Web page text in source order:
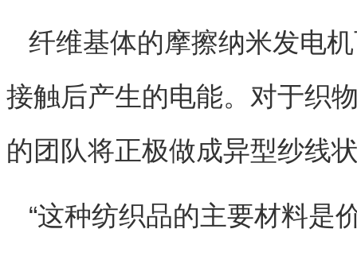
纤维基体的摩擦纳米发电
接触后产生的电能。对于织
的团队将正极做成异型纱线
“这种纺织品的主要材料是